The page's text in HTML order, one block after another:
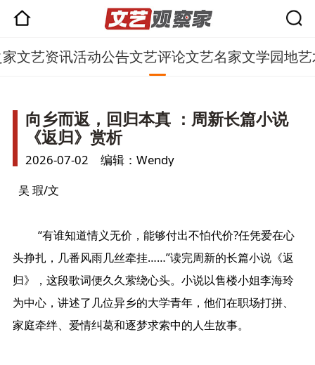
文艺资讯活动公告文艺评论文艺名家文学园地
向乡而返，回归本真 ：周新长篇小说
《返归》赏析
2026-07-02 编辑：Wendy
吴 瑕/文
“有谁知道情义无价，能够付出不怕代价?任凭爱在心
头挣扎，几番风雨几丝牵挂……”读完周新的长篇小说《返
归》，这段歌词便久久萦绕心头。小说以售楼小姐李海玲
为中心，讲述了几位异乡的大学青年，他们在职场打拼、
家庭牵绊、爱情纠葛和逐梦求索中的人生故事。